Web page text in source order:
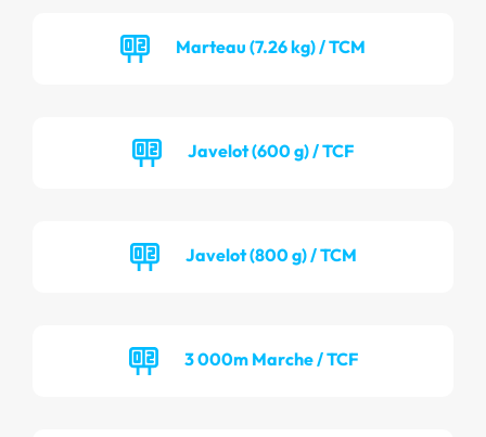
Marteau (7.26 kg) / TCM
Javelot (600 g) / TCF
Javelot (800 g) / TCM
3 000m Marche / TCF